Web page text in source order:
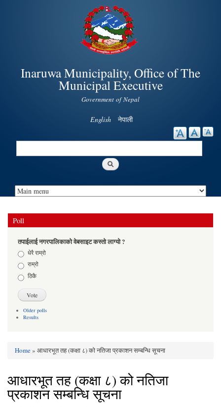
Skip to
main
content
Inaruwa Municipality, Office of The
Municipal Executive
Government of Nepal
English नेपाली
Search
Poll
तपाईलाई नगरपालिकाको वेबसाइट कस्तो लाग्यो ?
Choicesधेरै राम्रो
राम्रो
ठिकै
Older polls
Results
You are here
Home» आधारभूत तह (कक्षा ८) को नतिजा प्रकाशन सम्बन्धि सूचना
आधारभूत तह (कक्षा ८) को नतिजा
प्रकाशन सम्बन्धि सूचना